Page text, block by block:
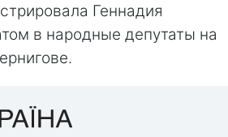
Геннадия
в народные депутаты на